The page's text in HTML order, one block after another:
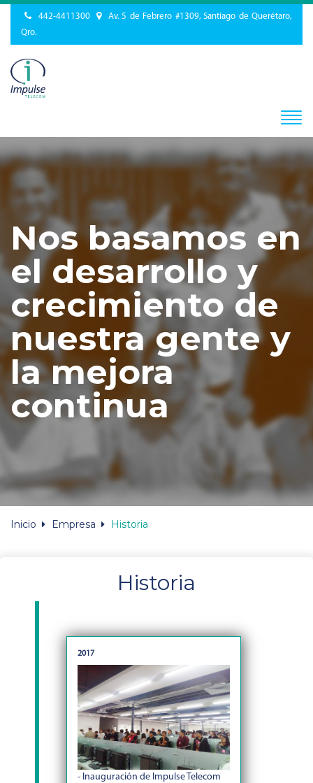
442-4411300
Av. 5 de Febrero #1309, Santiago de Querétaro,
Qro.
Nos basamos en
el desarrollo y
crecimiento de
nuestra gente y
la mejora
continua
Inicio Empresa Historia
Historia
2017
- Inauguración de Impulse Telecom